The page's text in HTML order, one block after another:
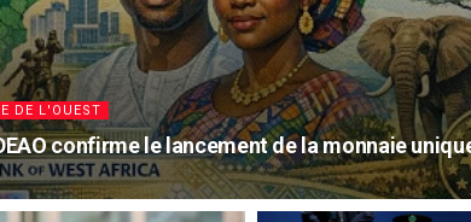
DE L'OUEST
confirme le lancement de la monnaie